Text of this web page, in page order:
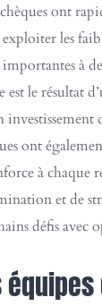
ont
les
à
le résultat
investissement
ont
à chaque
et de
défis avec